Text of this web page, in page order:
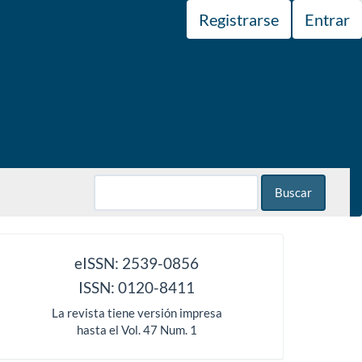
Registrarse Entrar
Buscar
eISSN: 2539-0856
ISSN: 0120-8411
La revista tiene versión impresa
hasta el Vol. 47 Num. 1